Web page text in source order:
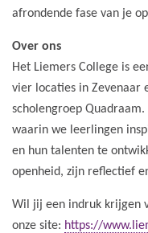
afrondende fase van je
Over ons
Het Liemers College is
vier locaties in Zevenaar
scholengroep
waarin we leerlingen
en hun talenten te
openheid, zijn reflectief
Wil jij een indruk krijgen
onze site: https://